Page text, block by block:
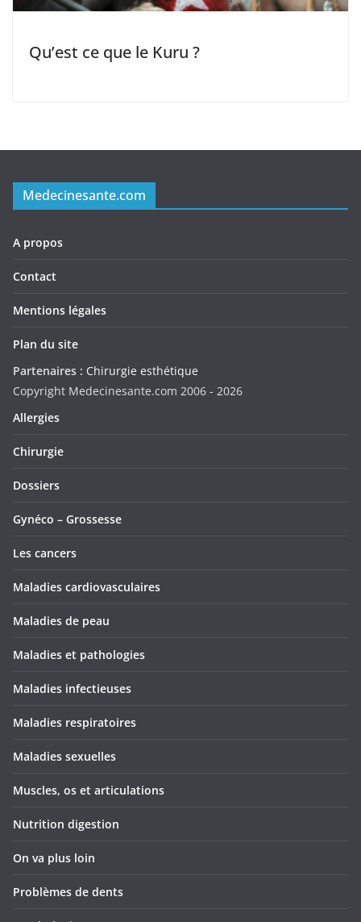
Qu’est ce que le Kuru ?
Medecinesante.com
A propos
Contact
Mentions légales
Plan du site
Partenaires : Chirurgie esthétique
Copyright Medecinesante.com 2006 - 2026
Allergies
Chirurgie
Dossiers
Gynéco – Grossesse
Les cancers
Maladies cardiovasculaires
Maladies de peau
Maladies et pathologies
Maladies infectieuses
Maladies respiratoires
Maladies sexuelles
Muscles, os et articulations
Nutrition digestion
On va plus loin
Problèmes de dents